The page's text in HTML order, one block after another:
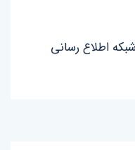
اطلاع رسانی